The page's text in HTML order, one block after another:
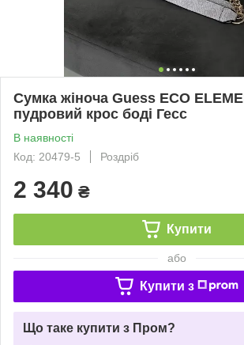
Сумка жіноча Guess ECO
пудровий крос боді Гесс
В наявності
Код: 20479-5
Роздріб
2 340 ₴
Купити
або
Купити з
Що таке купити з Пром?